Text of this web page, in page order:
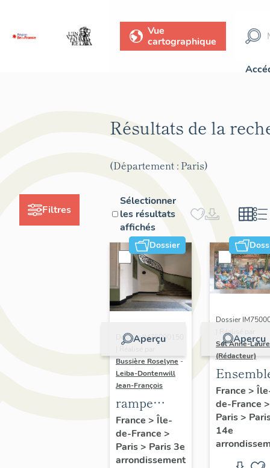
Vue
cartographique
Filtres
Résultats de la
(Département : Paris)
Sélectionner
les résultats
affichés
Dossier
Aperçu
Dossier IM75000150
Bussière Roselyne -
Leiba-Dontenwill
Jean-François
rampe
d'appui,
escalier de
la maison à
France > Île-
de-France >
Paris> Paris 3e
arrondissement
Aperçu
Dossier
| Réalisé par
Sol Anne-Laure
(Rédacteur)
de 4
scènes
et rurales
France >
de-France >
Paris>
14e